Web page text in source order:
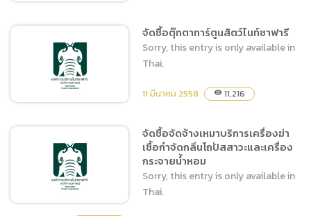
จัดซื้อสินค้าของที่ระลึก
จัดซื้อตุ๊กตาการ์ตูนสัตว์ไนท์
จัดซื้อตุ๊กตาการ์ตูนสัตว์ไนท์ซาฟารี
Sorry, this entry is only available in
Thai.
11 มีนาคม 2558 visibility 11,216
จัดซื้อจัดจ้างเหมาบริการเครื่องฆ่า
เชื้อกำจัดกลิ่นโถปัสสาวะและเครื่อง
กระจายน้ำหอม
Sorry, this entry is only available in
Thai.